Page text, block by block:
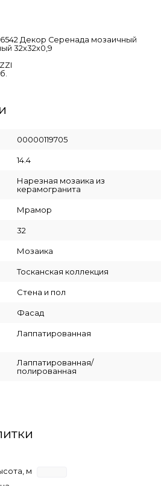
Декор Серенада мозаичный
32x32x0,9
00000119705
14.4
Нарезная мозаика из
керамогранита
Мрамор
32
Мозаика
Тосканская коллекция
Стена и пол
Фасад
Лаппатированная
Лаппатированная/
полированная
м